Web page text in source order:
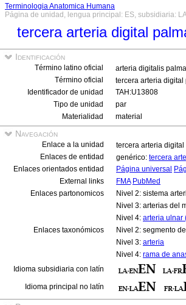
Terminologia Anatomica Humana
Página de unidad, lengua principal: ES, subsidiaria:
tercera arteria digital
Identificación
Término latino oficial
arteria digitalis
Término oficial
tercera arteria
Identificador de unidad
TAH:U13808
Tipo de unidad
par
Materialidad
material
Navegación
Enlace a la unidad
tercera arteria
Enlaces de entidad
genérico: tercera
Enlaces orientados entidad
Página universal
External links
FMA PubMed
Enlaces partonomicos
Nivel 2: sistema
Nivel 3: arterias del
Nivel 4: arteria ulnar
Enlaces taxonómicos
Nivel 2: segmento
Nivel 3: arteria
Nivel 4: rama de
Idioma subsidiaria con latín
Idioma principal no latín